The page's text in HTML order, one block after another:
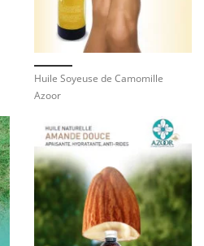
Huile Soyeuse de Camomille
Azoor